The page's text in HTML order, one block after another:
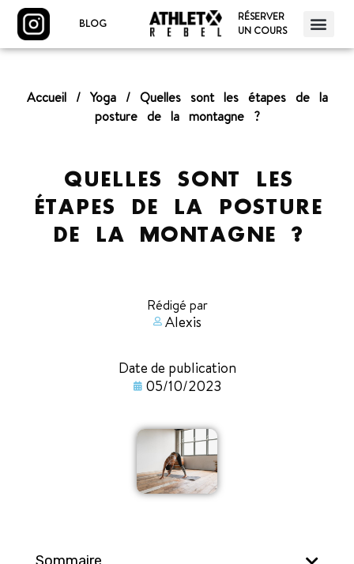
BLOG
RÉSERVER
UN COURS
Accueil/ Yoga/ Quelles sont les étapes de la
posture de la montagne ?
QUELLES SONT LES
ÉTAPES DE LA POSTURE
DE LA MONTAGNE ?
Rédigé par
Alexis
Date de publication
05/10/2023